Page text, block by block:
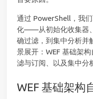
通过 PowerShell，我
化——从初始化收集器
确过滤，到集中分析并
景展开：WEF 基础架
滤与订阅、以及集中分
WEF 基础架构